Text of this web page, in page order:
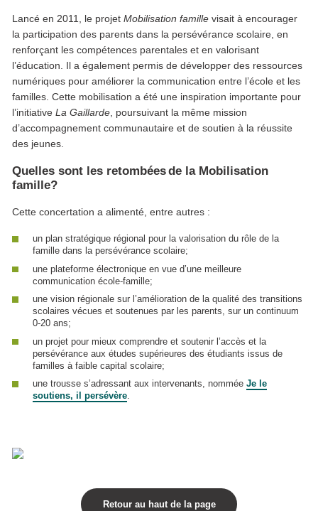
Lancé en 2011, le projet Mobilisation famille visait à encourager
la participation des parents dans la persévérance scolaire, en
renforçant les compétences parentales et en valorisant
l’éducation. Il a également permis de développer des ressources
numériques pour améliorer la communication entre l’école et les
familles. Cette mobilisation a été une inspiration importante pour
l’initiative La Gaillarde, poursuivant la même mission
d’accompagnement communautaire et de soutien à la réussite
des jeunes.
Quelles sont les retombées de la Mobilisation
famille?
Cette concertation a alimenté, entre autres :
un plan stratégique régional pour la valorisation du rôle de la
famille dans la persévérance scolaire;
une plateforme électronique en vue d’une meilleure
communication école-famille;
une vision régionale sur l’amélioration de la qualité des transitions
scolaires vécues et soutenues par les parents, sur un continuum
0‑20 ans;
un projet pour mieux comprendre et soutenir l’accès et la
persévérance aux études supérieures des étudiants issus de
familles à faible capital scolaire;
une trousse s’adressant aux intervenants, nommée Je le
soutiens, il persévère.
Retour au haut de la page